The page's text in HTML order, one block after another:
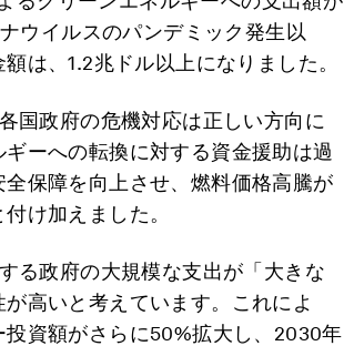
ウイルスのパンデミック発生以
は、1.2兆ドル以上になりました。
国政府の危機対応は正しい方向に
ーへの転換に対する資金援助は過
保障を向上させ、燃料価格高騰が
け加えました。
る政府の大規模な支出が「大きな
高いと考えています。これによ
資額がさらに50%拡大し、2030年